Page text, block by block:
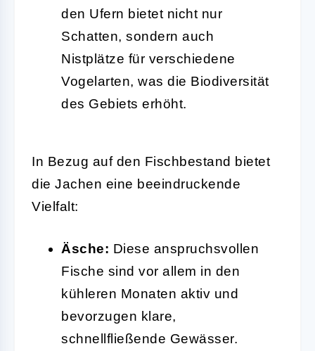
den Ufern bietet nicht nur
Schatten, sondern auch
Nistplätze für verschiedene
Vogelarten, was die Biodiversität
des Gebiets erhöht.
In Bezug auf den Fischbestand bietet
die Jachen eine beeindruckende
Vielfalt:
Äsche: Diese anspruchsvollen
Fische sind vor allem in den
kühleren Monaten aktiv und
bevorzugen klare,
schnellfließende Gewässer.